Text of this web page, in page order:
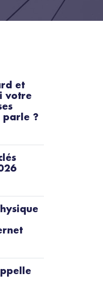
et
votre
parle ?